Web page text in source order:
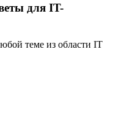
для IT-
теме из области IT